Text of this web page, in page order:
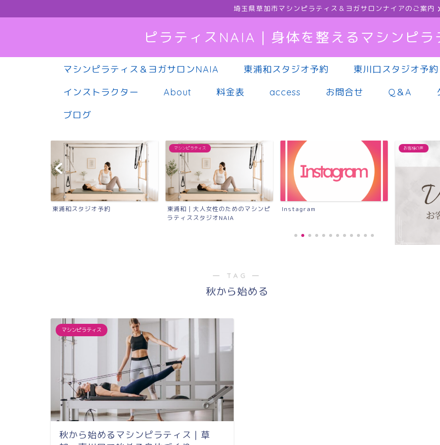
埼玉県草加市マシンピラティス＆ヨガサロンナイアのご案内
ピラティスNAIA｜身体を整えるマシンピラ
マシンピラティス＆ヨガサロンNAIA 東浦和スタジオ予約 東川口スタジオ予約
インストラクター
About 料金表 access お問合せ Q＆A
ブログ
東浦和スタジオ予約
マシンピラティス
東浦和｜大人女性のためのマシンピ
ラティススタジオNAIA
Instagram
お客様の声
《お客様の声
― TAG ―
秋から始める
マシンピラティス
秋から始めるマシンピラティス｜草